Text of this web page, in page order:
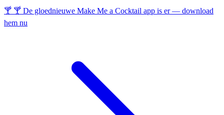
🍸 🍸 De gloednieuwe Make Me a Cocktail app is er — download
hem nu